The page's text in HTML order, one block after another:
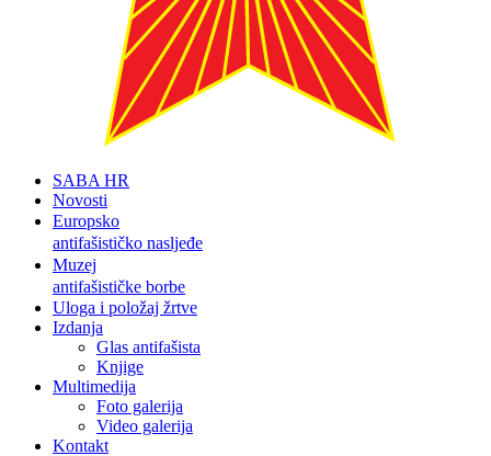
SABA HR
Novosti
Europsko
antifašističko nasljeđe
Muzej
antifašističke borbe
Uloga i položaj žrtve
Izdanja
Glas antifašista
Knjige
Multimedija
Foto galerija
Video galerija
Kontakt